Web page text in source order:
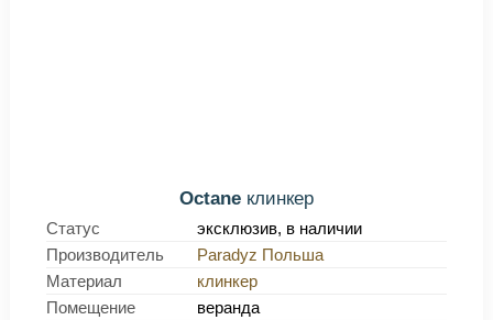
Octaneклинкер
Статус
эксклюзив, в наличии
Производитель
Paradyz Польша
Материал
клинкер
Помещение
веранда